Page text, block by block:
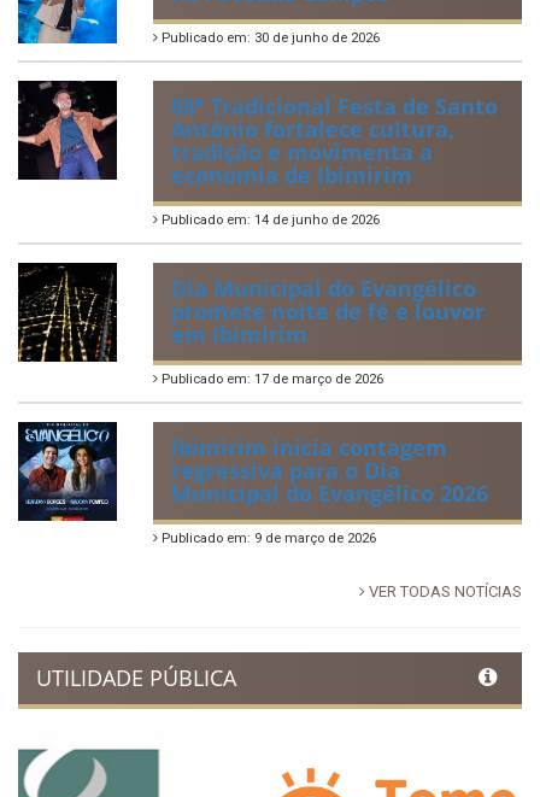
Publicado em: 9 de março de 2026
VER TODAS NOTÍCIAS
UTILIDADE PÚBLICA
Previous Next
LINKS ÚTEIS
Confederação Nacional de Municípios - CNM
QEdu